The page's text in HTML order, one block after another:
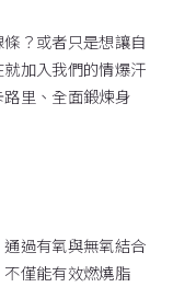
？或者只是想讓自
加入我們的情爆汗
里、全面鍛煉身
過有氧與無氧結合
僅能有效燃燒脂